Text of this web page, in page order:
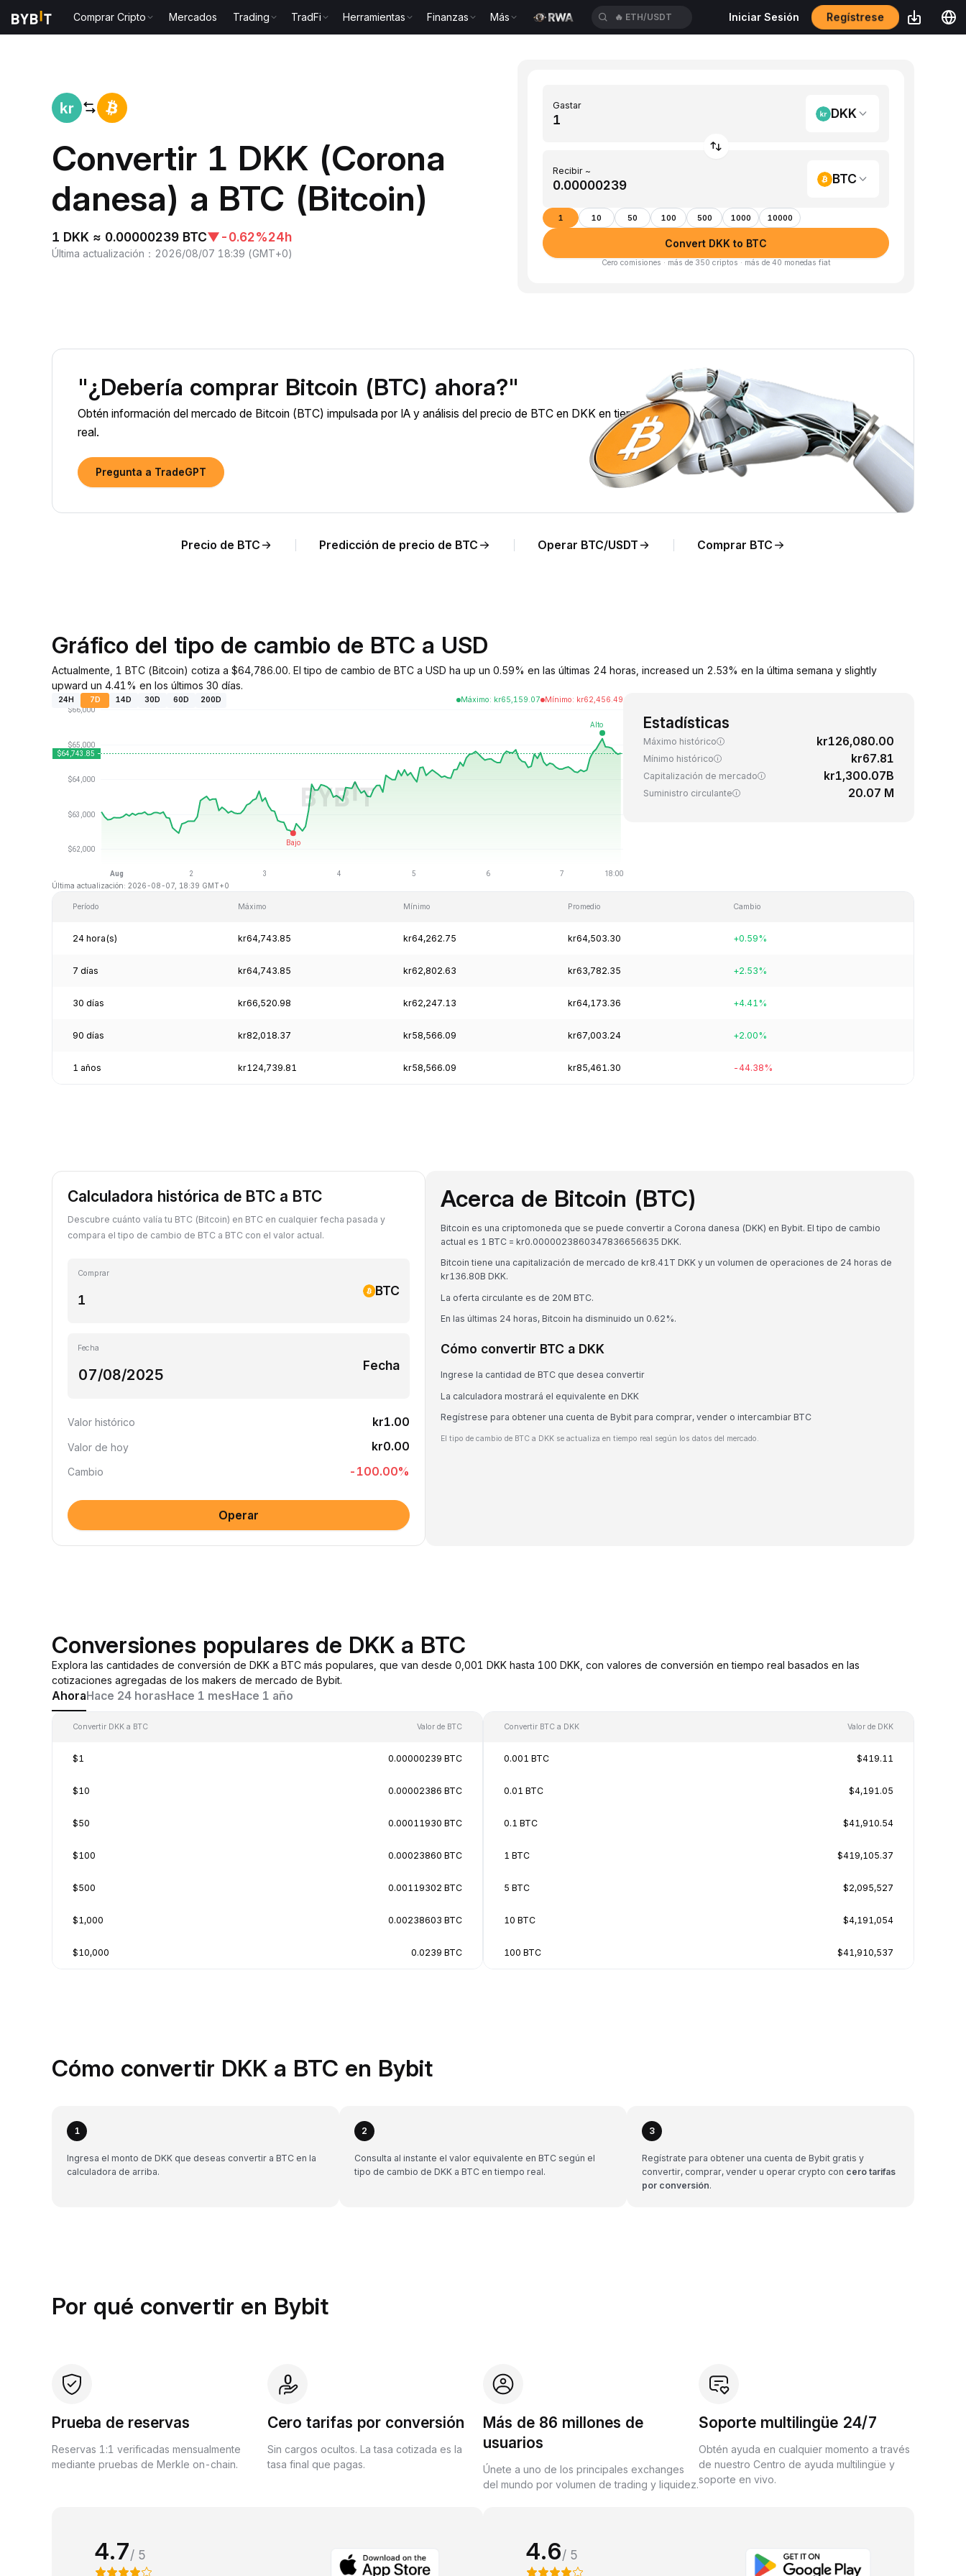
Comprar Cripto Mercados Trading TradFi Herramientas Finanzas Más 🔥 ETH/USDT Iniciar Sesión Regístrese
Convertir 1 DKK (Corona
danesa) a BTC (Bitcoin)
1 DKK ≈ 0.00000239 BTC▼-0.62%24h
Última actualización ： 2026/08/07 18:39 (GMT+0)
Gastar
DKK
Recibir ~
BTC
1 10 50 100 500 1000 10000
Convert DKK to BTC
Cero comisiones · más de 350 criptos · más de 40 monedas fiat
"¿Debería comprar Bitcoin (BTC) ahora?"
Obtén información del mercado de Bitcoin (BTC) impulsada por IA y análisis del precio de BTC en DKK en tiempo
real.
Pregunta a TradeGPT
Precio de BTC Predicción de precio de BTC Operar BTC/USDT Comprar BTC
Gráfico del tipo de cambio de BTC a USD
Actualmente, 1 BTC (Bitcoin) cotiza a $64,786.00. El tipo de cambio de BTC a USD ha up un 0.59% en las últimas 24 horas, increased un 2.53% en la última semana y slightly
upward un 4.41% en los últimos 30 días.
24H 7D 14D 30D 60D 200D Máximo: kr65,159.07 Mínimo: kr62,456.49
Última actualización: 2026-08-07, 18:39 GMT+0
Estadísticas
Máximo histórico kr126,080.00
Mínimo histórico kr67.81
Capitalización de mercado kr1,300.07B
Suministro circulante 20.07 M
Período Máximo Mínimo Promedio Cambio
24 hora(s) kr64,743.85 kr64,262.75 kr64,503.30 +0.59%
7 días kr64,743.85 kr62,802.63 kr63,782.35 +2.53%
30 días kr66,520.98 kr62,247.13 kr64,173.36 +4.41%
90 días kr82,018.37 kr58,566.09 kr67,003.24 +2.00%
1 años kr124,739.81 kr58,566.09 kr85,461.30 -44.38%
Calculadora histórica de BTC a BTC
Descubre cuánto valía tu BTC (Bitcoin) en BTC en cualquier fecha pasada y
compara el tipo de cambio de BTC a BTC con el valor actual.
Comprar
BTC
Fecha
Fecha
Valor histórico kr1.00
Valor de hoy kr0.00
Cambio -100.00%
Operar
Acerca de Bitcoin (BTC)
Bitcoin es una criptomoneda que se puede convertir a Corona danesa (DKK) en Bybit. El tipo de cambio
actual es 1 BTC = kr0.0000023860347836656635 DKK.
Bitcoin tiene una capitalización de mercado de kr8.41T DKK y un volumen de operaciones de 24 horas de
kr136.80B DKK.
La oferta circulante es de 20M BTC.
En las últimas 24 horas, Bitcoin ha disminuido un 0.62%.
Cómo convertir BTC a DKK
Ingrese la cantidad de BTC que desea convertir
La calculadora mostrará el equivalente en DKK
Regístrese para obtener una cuenta de Bybit para comprar, vender o intercambiar BTC
El tipo de cambio de BTC a DKK se actualiza en tiempo real según los datos del mercado.
Conversiones populares de DKK a BTC
Explora las cantidades de conversión de DKK a BTC más populares, que van desde 0,001 DKK hasta 100 DKK, con valores de conversión en tiempo real basados en las
cotizaciones agregadas de los makers de mercado de Bybit.
AhoraHace 24 horasHace 1 mesHace 1 año
Convertir DKK a BTC Valor de BTC
$1 0.00000239 BTC
$10 0.00002386 BTC
$50 0.00011930 BTC
$100 0.00023860 BTC
$500 0.00119302 BTC
$1,000 0.00238603 BTC
$10,000 0.0239 BTC
Convertir BTC a DKK Valor de DKK
0.001 BTC $419.11
0.01 BTC $4,191.05
0.1 BTC $41,910.54
1 BTC $419,105.37
5 BTC $2,095,527
10 BTC $4,191,054
100 BTC $41,910,537
Cómo convertir DKK a BTC en Bybit
1
Ingresa el monto de DKK que deseas convertir a BTC en la
calculadora de arriba.
2
Consulta al instante el valor equivalente en BTC según el
tipo de cambio de DKK a BTC en tiempo real.
3
Regístrate para obtener una cuenta de Bybit gratis y
convertir, comprar, vender u operar crypto con cero tarifas
por conversión.
Por qué convertir en Bybit
Prueba de reservas
Reservas 1:1 verificadas mensualmente
mediante pruebas de Merkle on-chain.
Cero tarifas por conversión
Sin cargos ocultos. La tasa cotizada es la
tasa final que pagas.
Más de 86 millones de
usuarios
Únete a uno de los principales exchanges
del mundo por volumen de trading y liquidez.
Soporte multilingüe 24/7
Obtén ayuda en cualquier momento a través
de nuestro Centro de ayuda multilingüe y
soporte en vivo.
4.7/ 5 4.6/ 5